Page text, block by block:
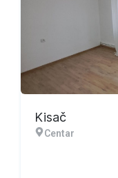
Kisač
Centar